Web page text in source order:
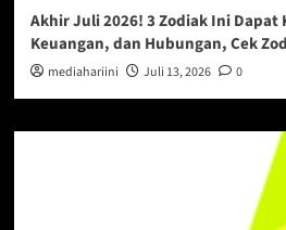
Akhir Juli 2026! 3 Zodiak Ini Dapat
Keuangan, dan Hubungan, Cek
mediahariini Juli 13, 2026 0